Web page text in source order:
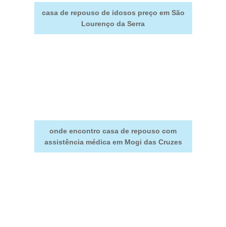
casa de repouso de idosos preço em São
Lourenço da Serra
onde encontro casa de repouso com
assistência médica em Mogi das Cruzes